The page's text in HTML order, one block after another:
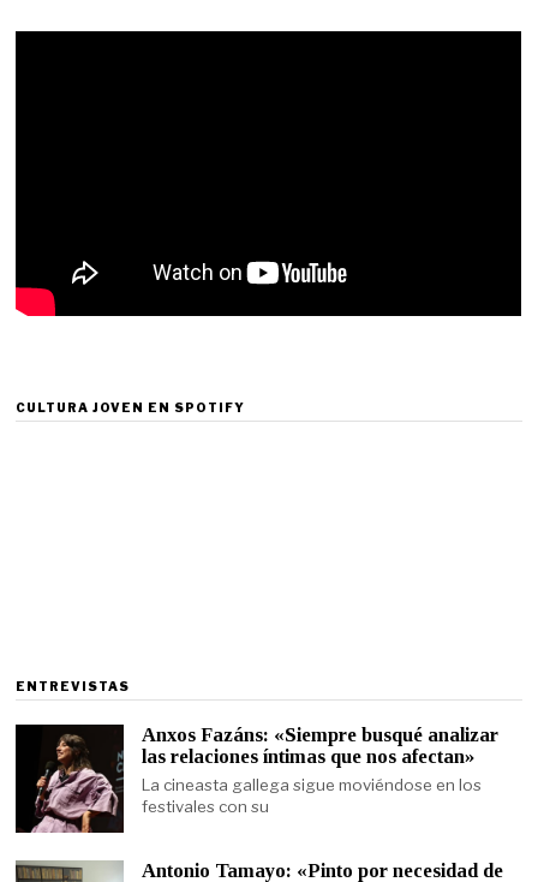
CULTURA JOVEN EN SPOTIFY
ENTREVISTAS
Anxos Fazáns: «Siempre busqué analizar
las relaciones íntimas que nos afectan»
La cineasta gallega sigue moviéndose en los
festivales con su
Antonio Tamayo: «Pinto por necesidad de